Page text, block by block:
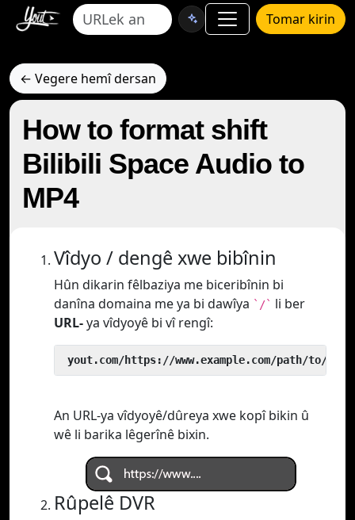
Tomar kirin
← Vegere hemî dersan
How to format shift
Bilibili Space Audio to
MP4
Vîdyo / dengê xwe bibînin
Hûn dikarin fêlbaziya me biceribînin bi
danîna domaina me ya bi dawîya `/` li ber
URL-ya vîdyoyê bi vî rengî:
yout.com/https://www.example.com/path/to/
An URL-ya vîdyoyê/dûreya xwe kopî bikin û
wê li barika lêgerînê bixin.
Rûpelê DVR